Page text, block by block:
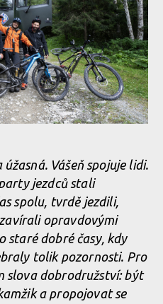
v Rumunsku je velkolepý
v Rumunsku je velkolepý
v Rumunsku je velkolepý
v Rumunsku je velkolepý
v Rumunsku je velkolepý
v Rumunsku je velkolepý
v Rumunsku je velkolepý
v Rumunsku je velkolepý
v Rumunsku je velkolepý
v Rumunsku je velkolepý
Vášeň spojuje lidi.
jezdců stali
spolu, tvrdě jezdili,
opravdovými
staré dobré časy, kdy
tolik pozornosti. Pro
slova dobrodružství: být
a propojovat se